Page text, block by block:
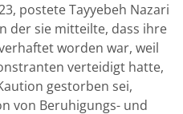
postete Tayyebeh Nazari
der sie mitteilte, dass ihre
worden war, weil
verteidigt hatte,
gestorben sei,
von Beruhigungs- und